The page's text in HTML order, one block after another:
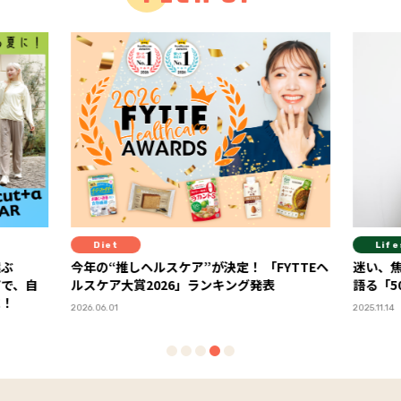
ヘ
Lifestyle
迷い、焦り、不安…。ジェーン・スーさんが
語る「50代の壁」の越え方
2025.11.14
１杯で
化した
ーアル